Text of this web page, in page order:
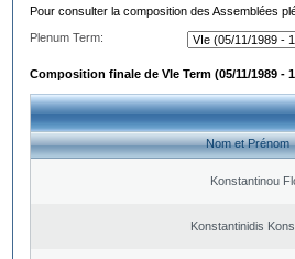
Pour consulter la composition des Assemblées
Plenum Term:
Composition finale de VIe Term (05/11/1989 -
Nom et Prénom
Konstantinou
Konstantinidis